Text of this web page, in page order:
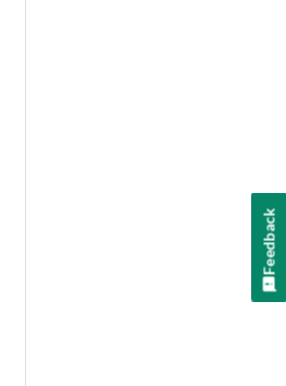
Feedback